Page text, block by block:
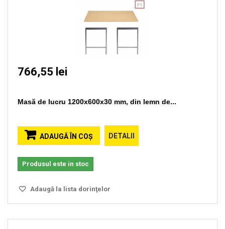
766,55 lei
Masă de lucru 1200x600x30 mm, din lemn de...
ADAUGĂ ÎN COŞ DETALII
Produsul este in stoc
Adaugă la lista dorinţelor